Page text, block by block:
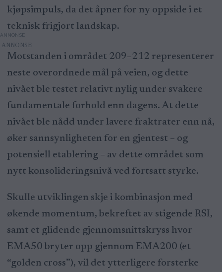
kjøpsimpuls, da det åpner for ny oppside i et
teknisk frigjort landskap.
ANNONSE
Motstanden i området 209–212 representerer
neste overordnede mål på veien, og dette
nivået ble testet relativt nylig under svakere
fundamentale forhold enn dagens. At dette
nivået ble nådd under lavere fraktrater enn nå,
øker sannsynligheten for en gjentest – og
potensiell etablering – av dette området som
nytt konsolideringsnivå ved fortsatt styrke.
Skulle utviklingen skje i kombinasjon med
økende momentum, bekreftet av stigende RSI,
samt et glidende gjennomsnittskryss hvor
EMA50 bryter opp gjennom EMA200 (et
“golden cross”), vil det ytterligere forsterke